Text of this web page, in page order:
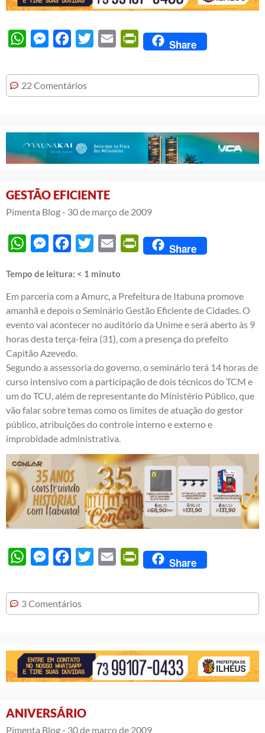
WhatsAppMessengerFacebook
Twitter Email PrintFriendly
Share
22 Comentários
GESTÃO EFICIENTE
Pimenta Blog - 30 de março de 2009
WhatsAppMessengerFacebook
Twitter Email PrintFriendly
Share
Tempo de leitura: < 1 minuto
Em parceria com a Amurc, a Prefeitura de Itabuna promove
amanhã e depois o Seminário Gestão Eficiente de Cidades. O
evento vai acontecer no auditório da Unime e será aberto às 9
horas desta terça-feira (31), com a presença do prefeito
Capitão Azevedo.
Segundo a assessoria do governo, o seminário terá 14 horas de
curso intensivo com a participação de dois técnicos do TCM e
um do TCU, além de representante do Ministério Público, que
vão falar sobre temas como os limites de atuação do gestor
público, atribuições do controle interno e externo e
improbidade administrativa.
WhatsAppMessengerFacebook
Twitter Email PrintFriendly
Share
3 Comentários
ANIVERSÁRIO
Pimenta Blog - 30 de março de 2009